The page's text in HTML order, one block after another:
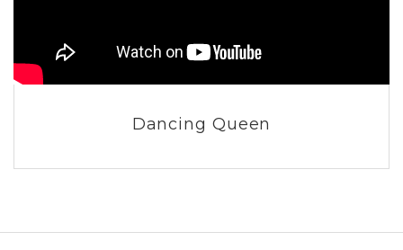
Dancing Queen